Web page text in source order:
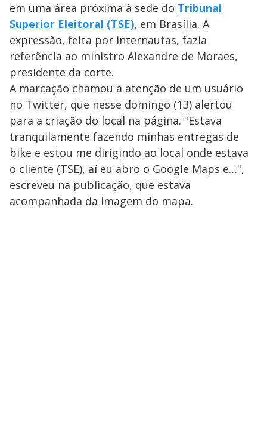
em uma área próxima à sede do Tribunal
Superior Eleitoral (TSE), em Brasília. A
expressão, feita por internautas, fazia
referência ao ministro Alexandre de Moraes,
presidente da corte.
A marcação chamou a atenção de um usuário
no Twitter, que nesse domingo (13) alertou
para a criação do local na página. "Estava
tranquilamente fazendo minhas entregas de
bike e estou me dirigindo ao local onde estava
o cliente (TSE), aí eu abro o Google Maps e…",
escreveu na publicação, que estava
acompanhada da imagem do mapa.